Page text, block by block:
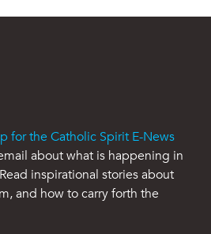
for the Catholic Spirit E-News
about what is happening in
inspirational stories about
and how to carry forth the